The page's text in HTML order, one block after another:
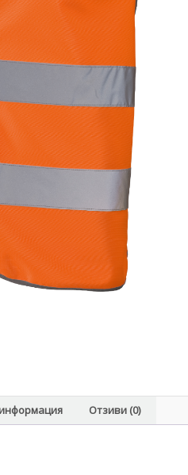
Отзиви (0)